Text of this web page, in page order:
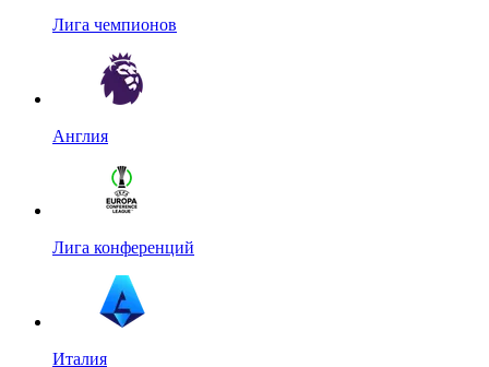
Лига чемпионов
Англия
Лига конференций
Италия